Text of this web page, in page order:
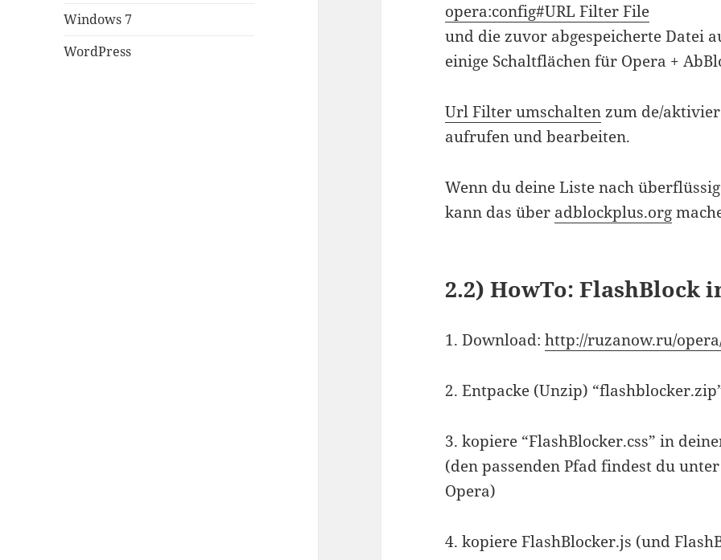
Windows 7
WordPress
opera:config#URL Filter File
und die zuvor abgespeicherte Datei
einige Schaltflächen für Opera +
Url Filter umschaltenzum de/
aufrufen und bearbeiten.
Wenn du deine Liste nach
kann das über adblockplus.org
2.2)HowTo: FlashBlock
1. Download:http://ruzanow.ru/
2. Entpacke (Unzip)
3. kopiere “FlashBlocker.css” in
(den passenden Pfad findest du
Opera)
4. kopiere FlashBlocker.js (und